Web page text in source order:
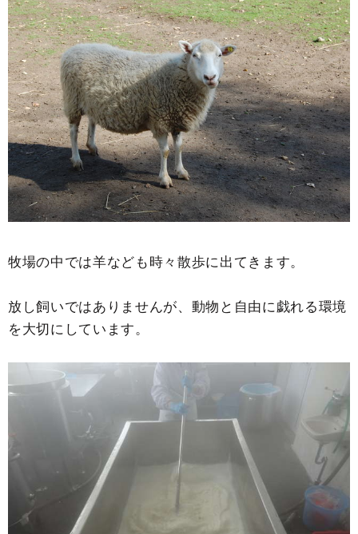
牧場の中では羊なども時々散歩に出てきます。
放し飼いではありませんが、動物と自由に戯れる環境
を大切にしています。